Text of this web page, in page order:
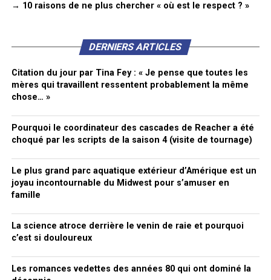
→ 10 raisons de ne plus chercher « où est le respect ? »
DERNIERS ARTICLES
Citation du jour par Tina Fey : « Je pense que toutes les
mères qui travaillent ressentent probablement la même
chose… »
Pourquoi le coordinateur des cascades de Reacher a été
choqué par les scripts de la saison 4 (visite de tournage)
Le plus grand parc aquatique extérieur d’Amérique est un
joyau incontournable du Midwest pour s’amuser en
famille
La science atroce derrière le venin de raie et pourquoi
c’est si douloureux
Les romances vedettes des années 80 qui ont dominé la